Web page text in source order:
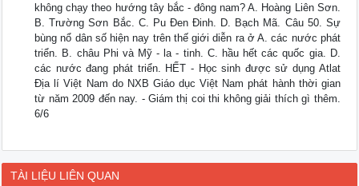
không chạy theo hướng tây bắc - đông nam? A. Hoàng Liên Sơn.
B. Trường Sơn Bắc. C. Pu Đen Đinh. D. Bạch Mã. Câu 50. Sự
bùng nổ dân số hiện nay trên thế giới diễn ra ở A. các nước phát
triển. B. châu Phi và Mỹ - la - tinh. C. hầu hết các quốc gia. D.
các nước đang phát triển. HẾT - Học sinh được sử dụng Atlat
Địa lí Việt Nam do NXB Giáo dục Việt Nam phát hành thời gian
từ năm 2009 đến nay. - Giám thị coi thi không giải thích gì thêm.
6/6
TÀI LIỆU LIÊN QUAN